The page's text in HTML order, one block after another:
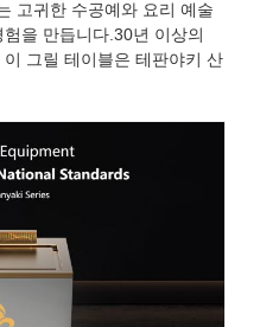
고귀한 수공예와 요리 예술
을 만듭니다.30년 이상의
그릴 테이블은 테판야키 산